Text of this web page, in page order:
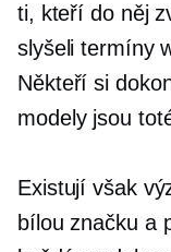
ti, kteří do něj
slyšeli termíny
Někteří si
modely jsou
Existují však
bílou značku a